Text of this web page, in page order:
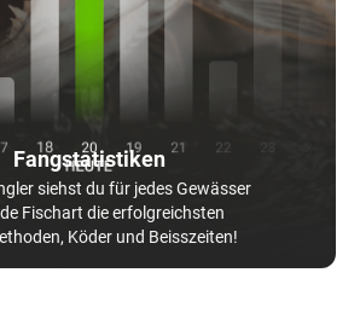
Fangstatistiken
siehst du für jedes Gewässer
Fischart die erfolgreichsten
Köder und Beisszeiten!